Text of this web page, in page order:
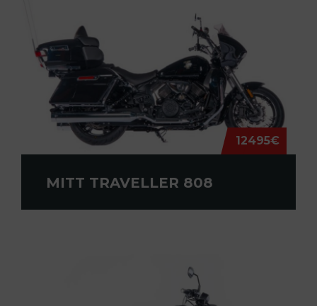
12495€
MITT TRAVELLER 808